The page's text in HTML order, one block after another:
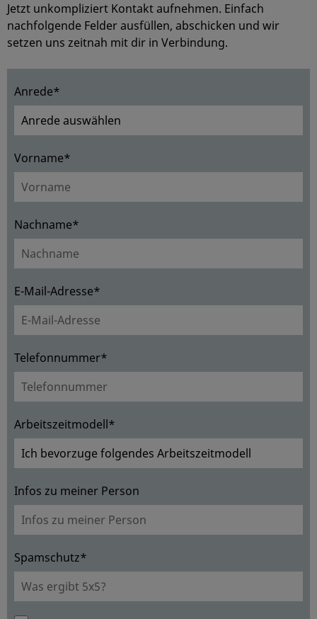
Jetzt unkompliziert Kontakt aufnehmen. Einfach
nachfolgende Felder ausfüllen, abschicken und wir
setzen uns zeitnah mit dir in Verbindung.
Anrede*
Vorname*
Nachname*
E-Mail-Adresse*
Telefonnummer*
Arbeitszeitmodell*
Infos zu meiner Person
Spamschutz*